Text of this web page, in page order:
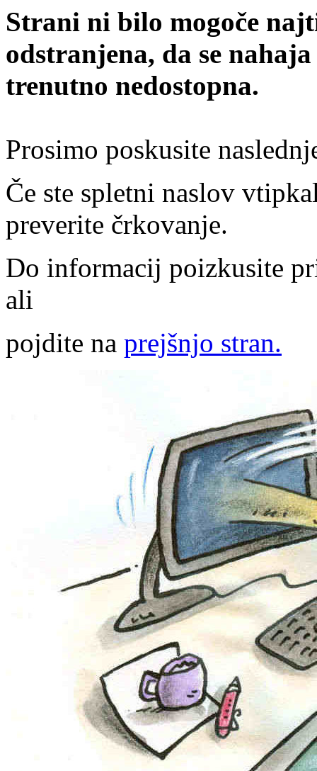
Strani ni bilo mogoče
odstranjena, da se
trenutno nedostopna.
Prosimo poskusite
Če ste spletni naslov
preverite črkovanje.
Do informacij poizkusite
ali
pojdite na prejšnjo stran.